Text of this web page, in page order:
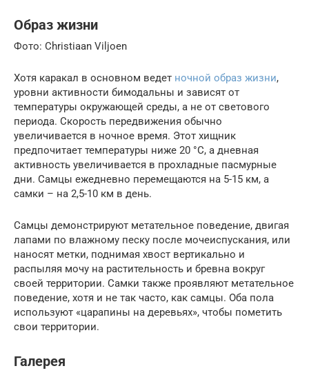
Образ жизни
Фото: Christiaan Viljoen
Хотя каракал в основном ведет ночной образ жизни,
уровни активности бимодальны и зависят от
температуры окружающей среды, а не от светового
периода. Скорость передвижения обычно
увеличивается в ночное время. Этот хищник
предпочитает температуры ниже 20 °C, а дневная
активность увеличивается в прохладные пасмурные
дни. Самцы ежедневно перемещаются на 5-15 км, а
самки – на 2,5-10 км в день.
Самцы демонстрируют метательное поведение, двигая
лапами по влажному песку после мочеиспускания, или
наносят метки, поднимая хвост вертикально и
распыляя мочу на растительность и бревна вокруг
своей территории. Самки также проявляют метательное
поведение, хотя и не так часто, как самцы. Оба пола
используют «царапины на деревьях», чтобы пометить
свои территории.
Галерея